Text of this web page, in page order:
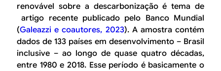
renovável sobre a descarbonização é tema de
artigo recente publicado pelo Banco Mundial
(Galeazzi e coautores, 2023). A amostra contém
dados de 133 países em desenvolvimento – Brasil
inclusive – ao longo de quase quatro décadas,
entre 1980 e 2018. Esse período é basicamente o